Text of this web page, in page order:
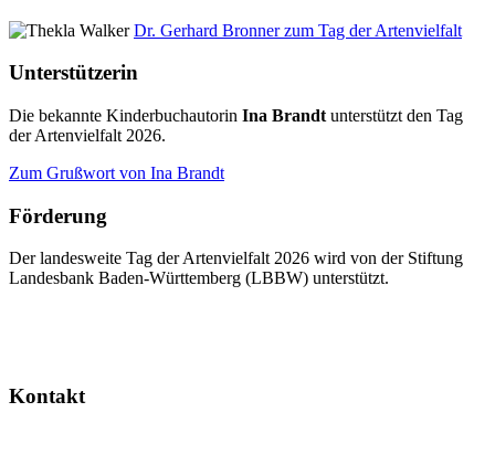
Dr. Gerhard Bronner zum Tag der Artenvielfalt
Unterstützerin
Die bekannte Kinderbuchautorin Ina Brandt unterstützt den Tag
der Artenvielfalt 2026.
Zum Grußwort von Ina Brandt
Förderung
Der landesweite Tag der Artenvielfalt 2026 wird von der Stiftung
Landesbank Baden-Württemberg (LBBW) unterstützt.
Kontakt